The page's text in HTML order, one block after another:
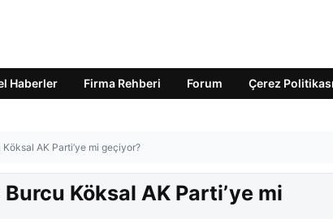
Haberler Firma Rehberi Forum Çerez Politikası
AK Parti’ye mi geçiyor?
Köksal AK Parti’ye mi